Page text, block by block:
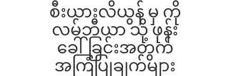
စီးယားလိယွန် မှ ကို
လမ်ဘီယာ သို့ ဖုန်း
ခေါ်ခြင်းအတွက်
အကြံပြုချက်များ